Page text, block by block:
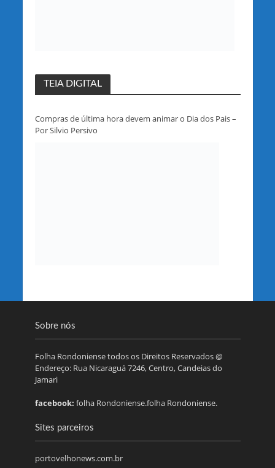
TEIA DIGITAL
Compras de última hora devem animar o Dia dos Pais –
Por Silvio Persivo
Sobre nós
Folha Rondoniense todos os Direitos Reservados @
Endereço: Rua Nicaraguá 7246, Centro, Candeias do
Jamari
facebook: folha Rondoniense.folha Rondoniense.
Sites parceiros
portovelhonews.com.br